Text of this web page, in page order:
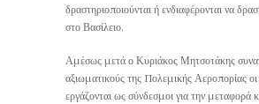
δραστηριοποιούνται ή ενδιαφέρονται να
στο Βασίλειο.
Αμέσως μετά ο Κυριάκος Μητσοτάκης
αξιωματικούς της Πολεμικής Αεροπορίας οι
εργάζονται ως σύνδεσμοι για την μεταφορά